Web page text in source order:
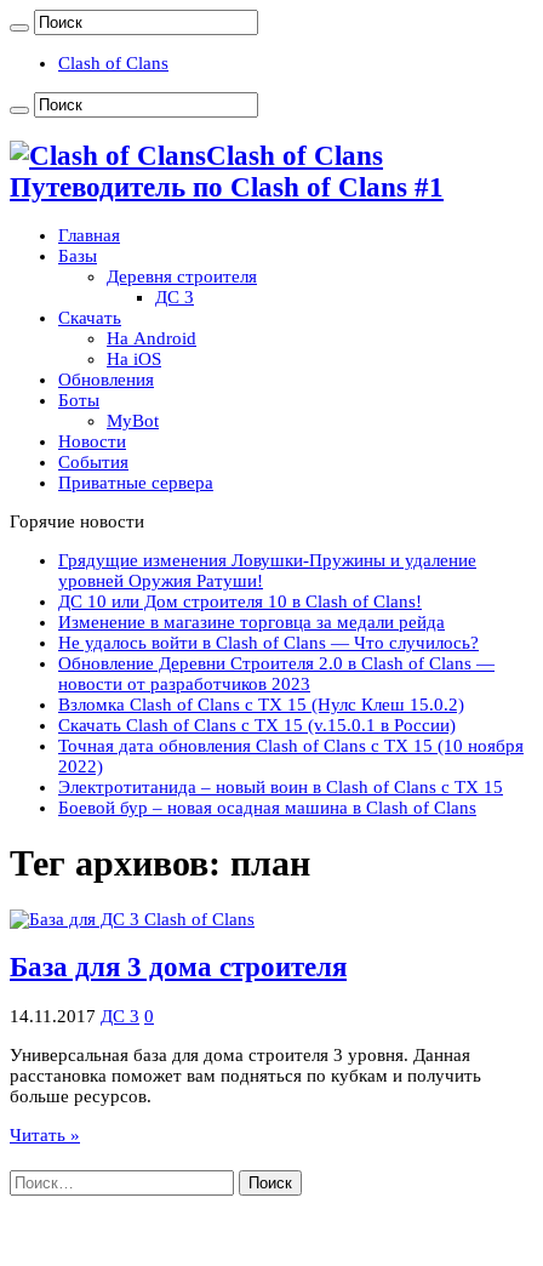
Clash of Clans
Clash of Clans
Путеводитель по Clash of Clans #1
Главная
Базы
Деревня строителя
ДС 3
Скачать
На Android
На iOS
Обновления
Боты
MyBot
Новости
События
Приватные сервера
Горячие новости
Грядущие изменения Ловушки-Пружины и удаление
уровней Оружия Ратуши!
ДС 10 или Дом строителя 10 в Clash of Clans!
Изменение в магазине торговца за медали рейда
Не удалось войти в Clash of Clans — Что случилось?
Обновление Деревни Строителя 2.0 в Clash of Clans —
новости от разработчиков 2023
Взломка Clash of Clans с ТХ 15 (Нулс Клеш 15.0.2)
Скачать Clash of Clans с ТХ 15 (v.15.0.1 в России)
Точная дата обновления Clash of Clans с ТХ 15 (10 ноября
2022)
Электротитанида – новый воин в Clash of Clans с ТХ 15
Боевой бур – новая осадная машина в Clash of Clans
Тег архивов: план
База для 3 дома строителя
14.11.2017 ДС 3 0
Универсальная база для дома строителя 3 уровня. Данная
расстановка поможет вам подняться по кубкам и получить
больше ресурсов.
Читать »
Найти: